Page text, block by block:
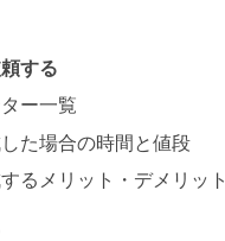
する
ー一覧
た場合の時間と値段
るメリット・デメリット